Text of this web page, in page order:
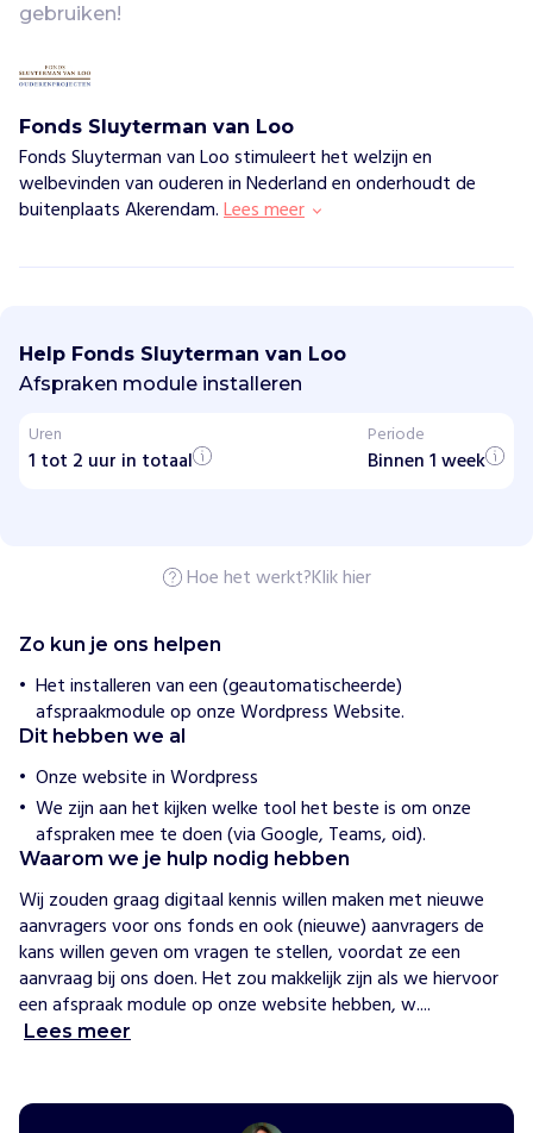
gebruiken!
Fonds Sluyterman van Loo
Fonds Sluyterman van Loo stimuleert het welzijn en
welbevinden van ouderen in Nederland en onderhoudt de
buitenplaats Akerendam.Lees meer
d
s
S
u
y
n
o
o
o
e
w
i
j
e
l
e
n
O
u
Help Fonds Sluyterman van Loo
Afspraken module installeren
Uren
1 tot 2 uur in totaal
Periode
Binnen 1 week
Hoe het werkt?Klik hier
Zo kun je ons helpen
Het installeren van een (geautomatischeerde)
afspraakmodule op onze Wordpress Website.
Dit hebben we al
Onze website in Wordpress
We zijn aan het kijken welke tool het beste is om onze
afspraken mee te doen (via Google, Teams, oid).
Waarom we je hulp nodig hebben
Wij zouden graag digitaal kennis willen maken met nieuwe
aanvragers voor ons fonds en ook (nieuwe) aanvragers de
kans willen geven om vragen te stellen, voordat ze een
aanvraag bij ons doen. Het zou makkelijk zijn als we hiervoor
een afspraak module op onze website hebben, w....
Lees meer